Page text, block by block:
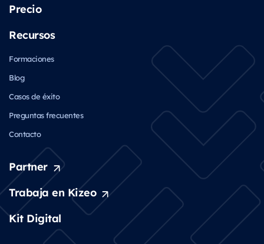
Precio
Recursos
Formaciones
Blog
Casos de éxito
Preguntas frecuentes
Contacto
Partner
Trabaja en Kizeo
Kit Digital